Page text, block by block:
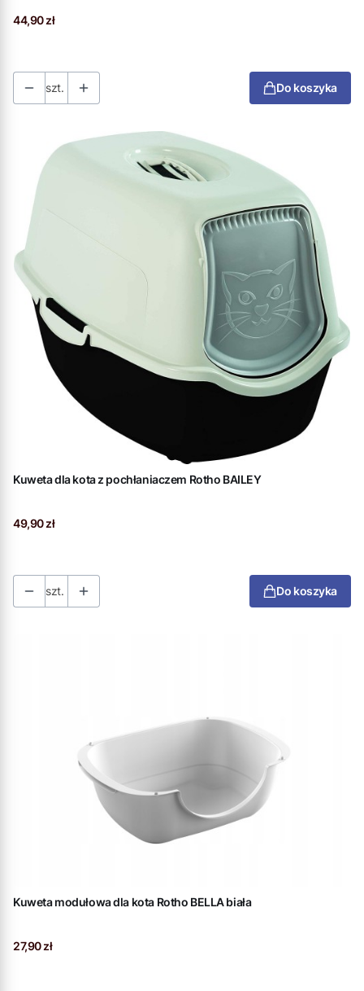
Cena
44,90 zł
szt. Do koszyka
Kuweta dla kota z pochłaniaczem Rotho BAILEY
Cena
49,90 zł
szt. Do koszyka
Kuweta modułowa dla kota Rotho BELLA biała
Cena
27,90 zł